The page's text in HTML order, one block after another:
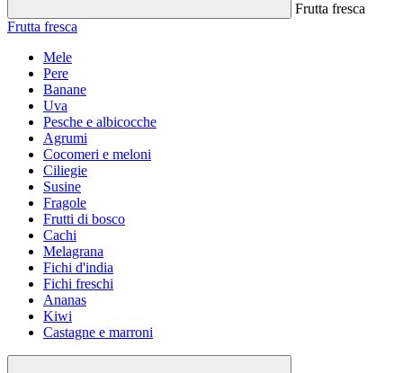
Frutta fresca
Frutta fresca
Mele
Pere
Banane
Uva
Pesche e albicocche
Agrumi
Cocomeri e meloni
Ciliegie
Susine
Fragole
Frutti di bosco
Cachi
Melagrana
Fichi d'india
Fichi freschi
Ananas
Kiwi
Castagne e marroni